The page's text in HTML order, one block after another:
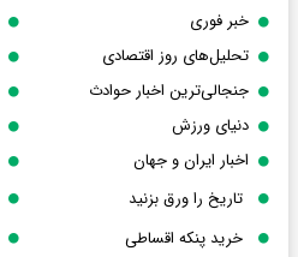
خبر فوری
تحلیل‌های روز اقتصادی
جنجالی‌ترین اخبار حوادث
دنیای ورزش
اخبار ایران و جهان
تاریخ را ورق بزنید
خرید پنکه اقساطی